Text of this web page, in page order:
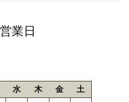
業日
水 木 金 土